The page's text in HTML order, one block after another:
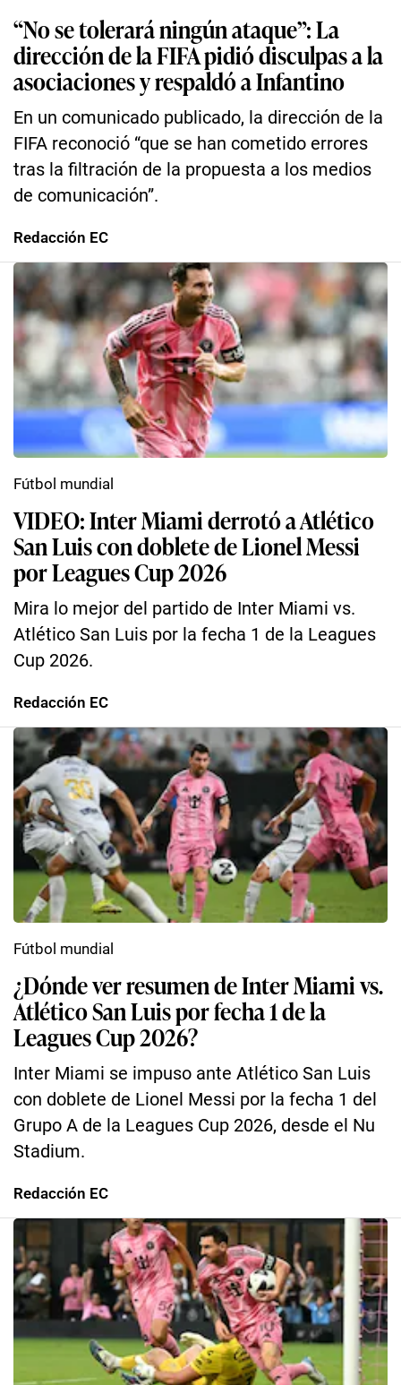
“No se tolerará ningún ataque”: La
dirección de la FIFA pidió disculpas a la
asociaciones y respaldó a Infantino
En un comunicado publicado, la dirección de la
FIFA reconoció “que se han cometido errores
tras la filtración de la propuesta a los medios
de comunicación”.
Redacción EC
VIDEO: Inter Miami derrotó a Atlético
San Luis con doblete de Lionel Messi
por Leagues Cup 2026
Mira lo mejor del partido de Inter Miami vs.
Atlético San Luis por la fecha 1 de la Leagues
Cup 2026.
Fútbol mundial
Redacción EC
¿Dónde ver resumen de Inter Miami vs.
Atlético San Luis por fecha 1 de la
Leagues Cup 2026?
Inter Miami se impuso ante Atlético San Luis
con doblete de Lionel Messi por la fecha 1 del
Grupo A de la Leagues Cup 2026, desde el Nu
Stadium.
Fútbol mundial
Redacción EC